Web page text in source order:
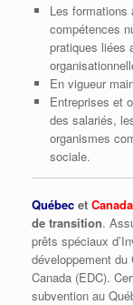
Les formations
compétences
pratiques liées
En vigueur
Entreprises et
des salariés,
organismes
sociale.
Québec et Canada
de transition.
prêts spéciaux
développement du
Canada (EDC).
subvention au